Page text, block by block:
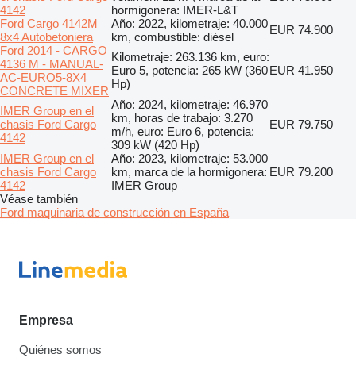
4142
hormigonera: IMER-L&T
Ford Cargo 4142M
8x4 Autobetoniera
Año: 2022, kilometraje: 40.000
km, combustible: diésel
EUR 74.900
Ford 2014 - CARGO
4136 M - MANUAL-
AC-EURO5-8X4
CONCRETE MIXER
Kilometraje: 263.136 km, euro:
Euro 5, potencia: 265 kW (360
Hp)
EUR 41.950
IMER Group en el
chasis Ford Cargo
4142
Año: 2024, kilometraje: 46.970
km, horas de trabajo: 3.270
m/h, euro: Euro 6, potencia:
309 kW (420 Hp)
EUR 79.750
IMER Group en el
chasis Ford Cargo
4142
Año: 2023, kilometraje: 53.000
km, marca de la hormigonera:
IMER Group
EUR 79.200
Véase también
Ford maquinaria de construcción en España
Empresa
Quiénes somos